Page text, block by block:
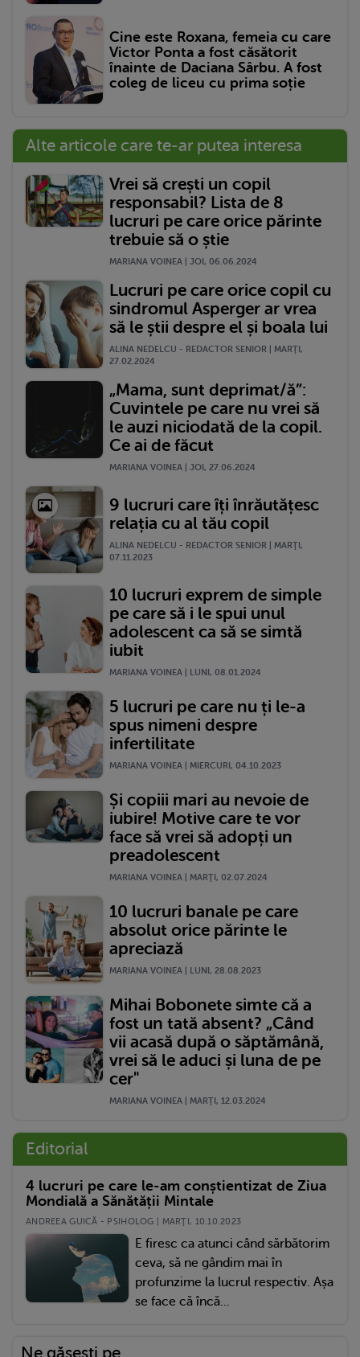
Cine este Roxana, femeia cu care
Victor Ponta a fost căsătorit
înainte de Daciana Sârbu. A fost
coleg de liceu cu prima soție
Alte articole care te-ar putea interesa
Vrei să crești un copil
responsabil? Lista de 8
lucruri pe care orice părinte
trebuie să o știe
MARIANA VOINEA | JOI, 06.06.2024
Lucruri pe care orice copil cu
sindromul Asperger ar vrea
să le știi despre el și boala lui
ALINA NEDELCU - REDACTOR SENIOR | MARŢI,
27.02.2024
„Mama, sunt deprimat/ă”:
Cuvintele pe care nu vrei să
le auzi niciodată de la copil.
Ce ai de făcut
MARIANA VOINEA | JOI, 27.06.2024
9 lucruri care îți înrăutățesc
relația cu al tău copil
ALINA NEDELCU - REDACTOR SENIOR | MARŢI,
07.11.2023
10 lucruri exprem de simple
pe care să i le spui unul
adolescent ca să se simtă
iubit
MARIANA VOINEA | LUNI, 08.01.2024
5 lucruri pe care nu ți le-a
spus nimeni despre
infertilitate
MARIANA VOINEA | MIERCURI, 04.10.2023
Și copiii mari au nevoie de
iubire! Motive care te vor
face să vrei să adopți un
preadolescent
MARIANA VOINEA | MARŢI, 02.07.2024
10 lucruri banale pe care
absolut orice părinte le
apreciază
MARIANA VOINEA | LUNI, 28.08.2023
Mihai Bobonete simte că a
fost un tată absent? „Când
vii acasă după o săptămână,
vrei să le aduci și luna de pe
cer"
MARIANA VOINEA | MARŢI, 12.03.2024
Editorial
4 lucruri pe care le-am conștientizat de Ziua
Mondială a Sănătății Mintale
ANDREEA GUICĂ - PSIHOLOG | MARŢI, 10.10.2023
E firesc ca atunci când sărbătorim
ceva, să ne gândim mai în
profunzime la lucrul respectiv. Așa
se face că încă...
Ne găsești pe